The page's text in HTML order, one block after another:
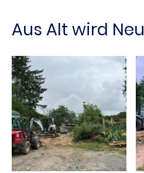
Aus Alt wird Neu